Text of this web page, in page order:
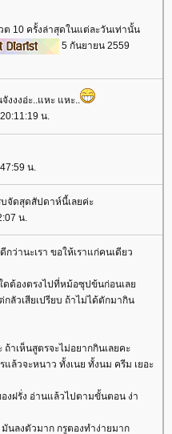
10 ครั้งล่าสุดในแต่ละวันเท่านั้น
5 กันยายน 2559
งงอ่ะ..แหะ แหะ..
น.
น.
จัดสุดสัปดาห์นี้เลยค่ะ
น.
ว่านะเรา ขอให้เราแก่คนเดียว
ดต้องตรงไปที่หม้อซุปข้นก่อนเล
กลัวเสียเปรียบ ถ้าไม่ได้ตักมากิน
าเห็นสูตรจะไม่อยากกินเลยคะ
ล้วจะหนาว ทั้งเนย ทั้งนม ครีม เยอะ
ฝรั่ง อ่านแล้วไปตามขั้นตอน ง่า
นลงตัวมาก กรูตองทำง่ายมาก